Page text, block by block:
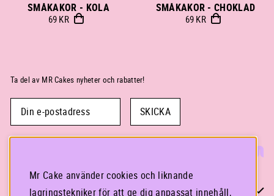
SMÅKAKOR - KOLA
69 KR
SMÅKAKOR - CHOKLAD
69 KR
Ta del av MR Cakes nyheter och rabatter!
SKICKA
KONTAKTA OSS
Mr Cake använder cookies och liknande
lagringstekniker för att ge dig anpassat innehåll,